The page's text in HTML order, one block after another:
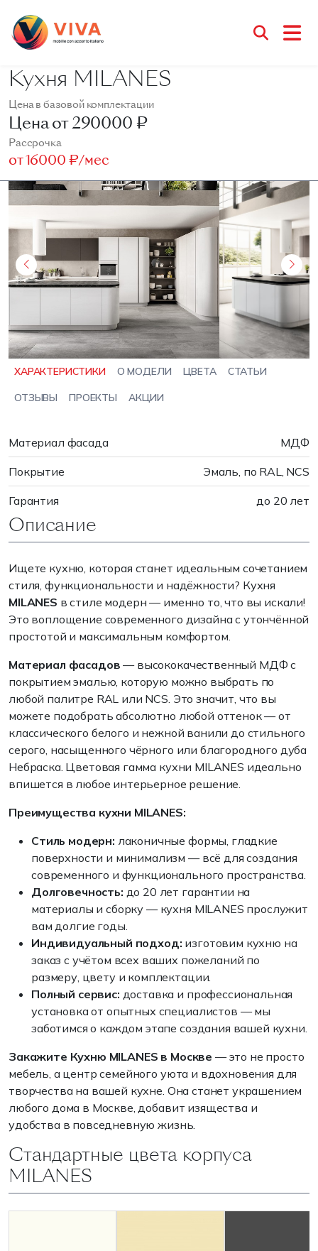
Кухня MILANES
Цена в базовой комплектации
Цена от290000 ₽
Рассрочка
от16000 ₽/мес
ХАРАКТЕРИСТИКИ О МОДЕЛИ ЦВЕТА СТАТЬИ
ОТЗЫВЫ ПРОЕКТЫ АКЦИИ
Материал фасада МДФ
Покрытие Эмаль, по RAL, NCS
Гарантия до 20 лет
Описание
Ищете кухню, которая станет идеальным сочетанием
стиля, функциональности и надёжности? Кухня
MILANES в стиле модерн — именно то, что вы искали!
Это воплощение современного дизайна с утончённой
простотой и максимальным комфортом.
Материал фасадов — высококачественный МДФ с
покрытием эмалью, которую можно выбрать по
любой палитре RAL или NCS. Это значит, что вы
можете подобрать абсолютно любой оттенок — от
классического белого и нежной ванили до стильного
серого, насыщенного чёрного или благородного дуба
Небраска. Цветовая гамма кухни MILANES идеально
впишется в любое интерьерное решение.
Преимущества кухни MILANES:
Стиль модерн: лаконичные формы, гладкие
поверхности и минимализм — всё для создания
современного и функционального пространства.
Долговечность: до 20 лет гарантии на
материалы и сборку — кухня MILANES прослужит
вам долгие годы.
Индивидуальный подход: изготовим кухню на
заказ с учётом всех ваших пожеланий по
размеру, цвету и комплектации.
Полный сервис: доставка и профессиональная
установка от опытных специалистов — мы
заботимся о каждом этапе создания вашей кухни.
Закажите Кухню MILANES в Москве — это не просто
мебель, а центр семейного уюта и вдохновения для
творчества на вашей кухне. Она станет украшением
любого дома в Москве, добавит изящества и
удобства в повседневную жизнь.
Стандартные цвета корпуса
MILANES